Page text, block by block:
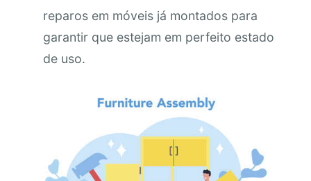
reparos em móveis já montados para
garantir que estejam em perfeito estado
de uso.